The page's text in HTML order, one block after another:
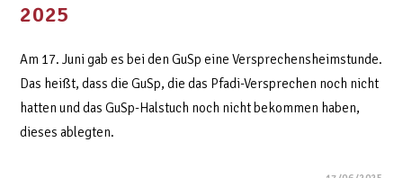
2025
Am 17. Juni gab es bei den GuSp eine Versprechensheimstunde.
Das heißt, dass die GuSp, die das Pfadi-Versprechen noch nicht
hatten und das GuSp-Halstuch noch nicht bekommen haben,
dieses ablegten.